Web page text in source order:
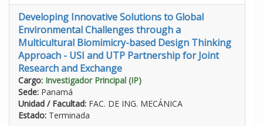
Developing Innovative Solutions to Global
Environmental Challenges through a
Multicultural Biomimicry-based Design Thinking
Approach - USI and UTP Partnership for Joint
Research and Exchange
Cargo: Investigador Principal (IP)
Sede: Panamá
Unidad / Facultad: FAC. DE ING. MECÁNICA
Estado: Terminada